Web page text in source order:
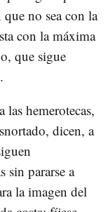
no sea con la
con la máxima
que sigue
las hemerotecas,
dicen, a
sin pararse a
la imagen del